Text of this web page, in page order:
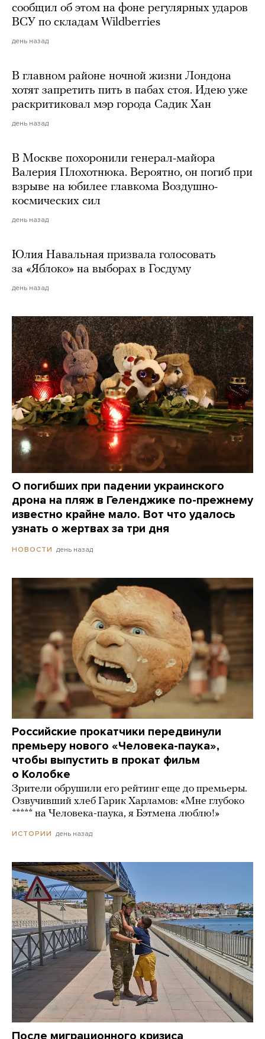
сообщил об этом на фоне регулярных ударов
ВСУ по складам Wildberries
день назад
В главном районе ночной жизни Лондона
хотят запретить пить в пабах стоя. Идею уже
раскритиковал мэр города Садик Хан
день назад
В Москве похоронили генерал-майора
Валерия Плохотнюка. Вероятно, он погиб при
взрыве на юбилее главкома Воздушно-
космических сил
день назад
Юлия Навальная призвала голосовать
за «Яблоко» на выборах в Госдуму
день назад
О погибших при падении украинского
дрона на пляж в Геленджике по-прежнему
известно крайне мало. Вот что удалось
узнать о жертвах за три дня
НОВОСТИ день назад
Российские прокатчики передвинули
премьеру нового «Человека-паука»,
чтобы выпустить в прокат фильм
о Колобке
Зрители обрушили его рейтинг еще до премьеры.
Озвучивший хлеб Гарик Харламов: «Мне глубоко
***** на Человека-паука, я Бэтмена люблю!»
ИСТОРИИ день назад
После миграционного кризиса